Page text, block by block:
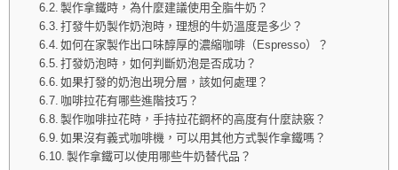
製作拿鐵時，為什麼建議使用全脂牛奶？
打發牛奶製作奶泡時，理想的牛奶溫度是多少？
如何在家製作出口味醇厚的濃縮咖啡（Espresso）？
打發奶泡時，如何判斷奶泡是否成功？
如果打發的奶泡出現分層，該如何處理？
咖啡拉花有哪些進階技巧？
製作咖啡拉花時，手持拉花鋼杯的高度有什麼訣竅？
如果沒有義式咖啡機，可以用其他方式製作拿鐵嗎？
製作拿鐵可以使用哪些牛奶替代品？